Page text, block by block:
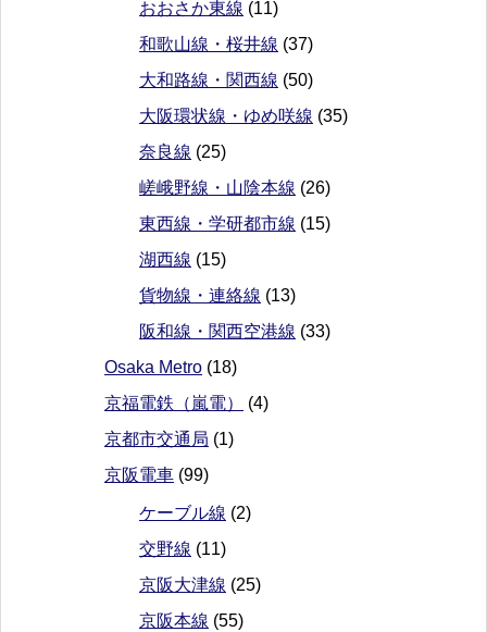
おおさか東線 (11)
和歌山線・桜井線 (37)
大和路線・関西線 (50)
大阪環状線・ゆめ咲線 (35)
奈良線 (25)
嵯峨野線・山陰本線 (26)
東西線・学研都市線 (15)
湖西線 (15)
貨物線・連絡線 (13)
阪和線・関西空港線 (33)
Osaka Metro (18)
京福電鉄（嵐電）
(4)
京都市交通局 (1)
京阪電車 (99)
ケーブル線 (2)
交野線 (11)
京阪大津線 (25)
京阪本線 (55)